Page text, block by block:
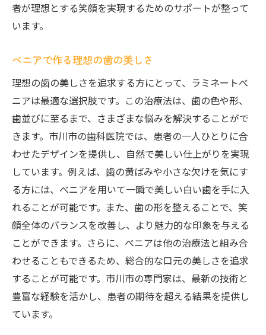
者が理想とする笑顔を実現するためのサポートが整って
います。
べニアで作る理想の歯の美しさ
理想の歯の美しさを追求する方にとって、ラミネートべ
ニアは最適な選択肢です。この治療法は、歯の色や形、
歯並びに至るまで、さまざまな悩みを解決することがで
きます。市川市の歯科医院では、患者の一人ひとりに合
わせたデザインを提供し、自然で美しい仕上がりを実現
しています。例えば、歯の黄ばみや小さな欠けを気にす
る方には、べニアを用いて一瞬で美しい白い歯を手に入
れることが可能です。また、歯の形を整えることで、笑
顔全体のバランスを改善し、より魅力的な印象を与える
ことができます。さらに、べニアは他の治療法と組み合
わせることもできるため、総合的な口元の美しさを追求
することが可能です。市川市の専門家は、最新の技術と
豊富な経験を活かし、患者の期待を超える結果を提供し
ています。